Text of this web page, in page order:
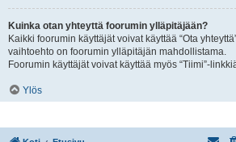
Kuinka otan yhteyttä foorumin ylläpitäjään?
Kaikki foorumin käyttäjät voivat käyttää “Ota
vaihtoehto on foorumin ylläpitäjän mahdollistama.
Foorumin käyttäjät voivat käyttää myös “Tiimi”-
Ylös